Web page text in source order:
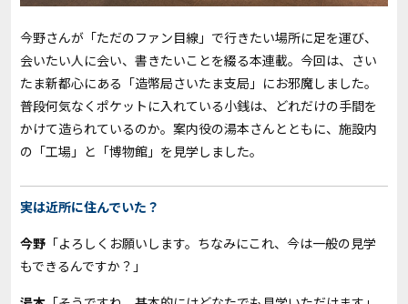
今野さんが「ただのファン目線」で行きたい場所に足を運び、
会いたい人に会い、書きたいことを綴る本連載。今回は、さい
たま新都心にある「造幣局さいたま支局」にお邪魔しました。
普段何気なくポケットに入れている小銭は、どれだけの手間を
かけて造られているのか。案内役の湯本さんとともに、施設内
の「工場」と「博物館」を見学しました。
実は近所に住んでいた？
今野 「よろしくお願いします。ちなみにこれ、今は一般の見学
もできるんですか？」